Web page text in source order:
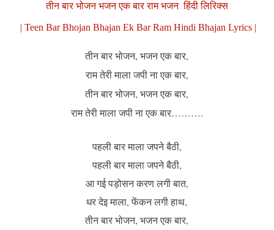
तीन बार भोजन भजन एक बार राम भजन हिंदी लिरिक्स
| Teen Bar Bhojan Bhajan Ek Bar Ram Hindi Bhajan Lyrics |
तीन बार भोजन, भजन एक बार,
राम तेरी माला जपी ना एक बार,
तीन बार भोजन, भजन एक बार,
राम तेरी माला जपी ना एक बार……….
पहली बार माला जपने बैठी,
पहली बार माला जपने बैठी,
आ गई पड़ोसन करण लगी बात,
धर देइ माला, फेंकन लगी हाथ,
तीन बार भोजन, भजन एक बार,